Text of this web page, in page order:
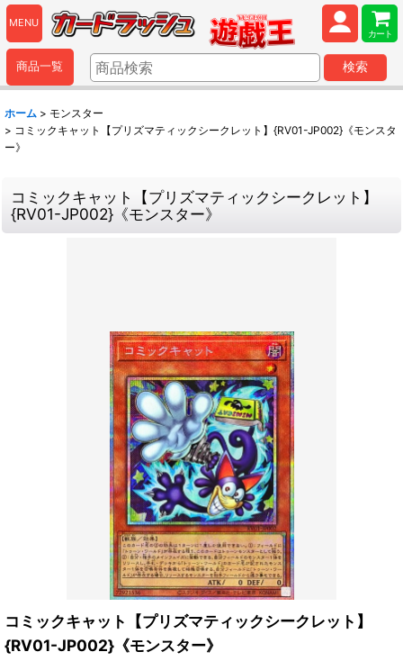
MENU
カート
商品一覧 検索
ホーム > モンスター
> コミックキャット【プリズマティックシークレット】{RV01-JP002}《モンスタ
ー》
コミックキャット【プリズマティックシークレット】
{RV01-JP002}《モンスター》
コミックキャット【プリズマティックシークレット】
{RV01-JP002}《モンスター》